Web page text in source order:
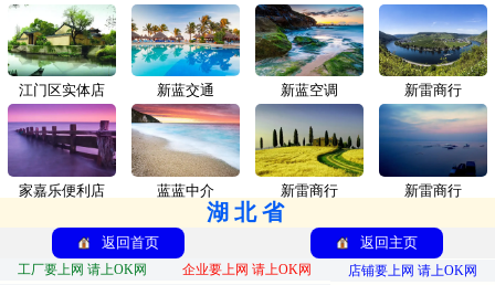
江门区实体店 新蓝交通
家嘉乐便利店 蓝蓝中介
新蓝空调 新雷商行
新雷商行 新雷商行
湖北省
返回首页 返回主页
工厂要上网 请上OK网 企业要上网 请上OK网
店铺要上网 请上OK网